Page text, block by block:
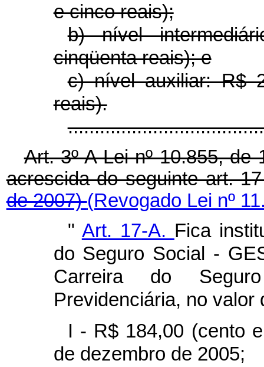
e cinco reais);
b) nível
cinqüenta reais); e
c) nível auxiliar: R$
reais).
Art. 3º A Lei nº 10.855,
acrescida do seguinte art.
de 2007)(Revogado Lei nº
" Art. 17-A. Fica
do Seguro Social -
Carreira do
Previdenciária, no valor
I - R$ 184,00 (cento
de dezembro de 2005;